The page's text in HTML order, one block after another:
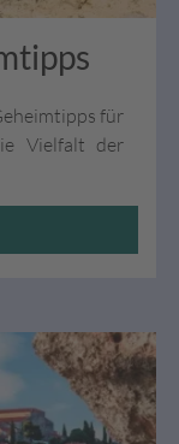
für
Vielfalt der